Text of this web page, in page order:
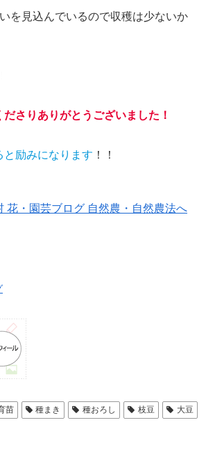
を見込んでいるので収穫は少ないか
さりありがとうございました！
と 励みになります ！！
苗 種まき 種おろし 枝豆
大豆